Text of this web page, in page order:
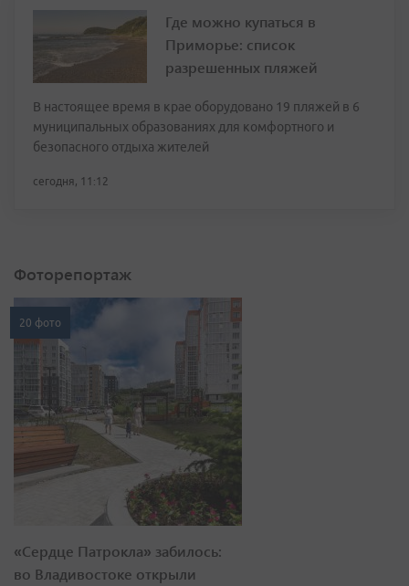
Где можно купаться в
Приморье: список
разрешенных пляжей
В настоящее время в крае оборудовано 19 пляжей в 6
муниципальных образованиях для комфортного и
безопасного отдыха жителей
сегодня, 11:12
Фоторепортаж
20 фото
«Сердце Патрокла» забилось:
во Владивостоке открыли